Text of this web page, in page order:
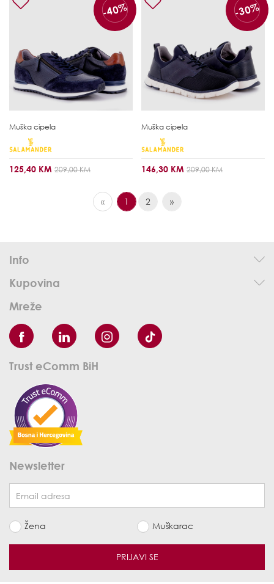
-40%
Muška cipela
125,40 KM 209,00 KM
-30%
Muška cipela
146,30 KM 209,00 KM
« 1 2 »
Info
Kupovina
Mreže
Trust eComm BiH
Newsletter
Žena Muškarac
PRIJAVI SE